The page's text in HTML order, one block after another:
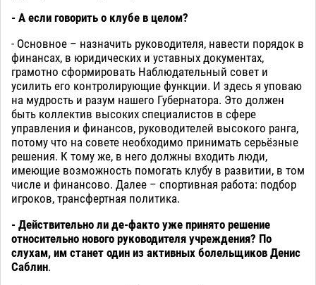
- А если говорить о клубе в целом?
- Основное – назначить руководителя, навести порядок в
финансах, в юридических и уставных документах,
грамотно сформировать Наблюдательный совет и
усилить его контролирующие функции. И здесь я уповаю
на мудрость и разум нашего Губернатора. Это должен
быть коллектив высоких специалистов в сфере
управления и финансов, руководителей высокого ранга,
потому что на совете необходимо принимать серьёзные
решения. К тому же, в него должны входить люди,
имеющие возможность помогать клубу в развитии, в том
числе и финансово. Далее – спортивная работа: подбор
игроков, трансфертная политика.
- Действительно ли де-факто уже принято решение
относительно нового руководителя учреждения? По
слухам, им станет один из активных болельщиков Денис
Саблин.